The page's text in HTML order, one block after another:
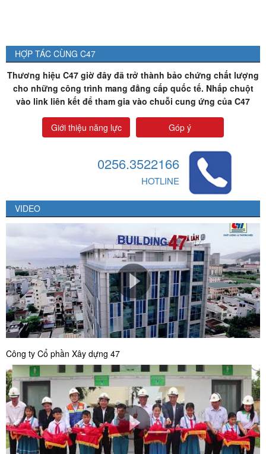
HỢP TÁC CÙNG C47
Thương hiệu C47 giờ đây đã trở thành bảo chứng chất lượng
cho những công trình mang đẳng cấp quốc tế. Nhấp chuột
vào link liên kết để tham gia vào chuỗi cung ứng của C47
Giới thiệu năng lực Góp ý
0256.3522166
HOTLINE
VIDEO
Công ty Cổ phần Xây dựng 47